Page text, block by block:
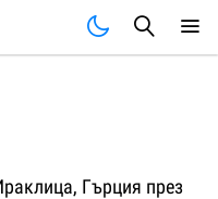
Гърция през